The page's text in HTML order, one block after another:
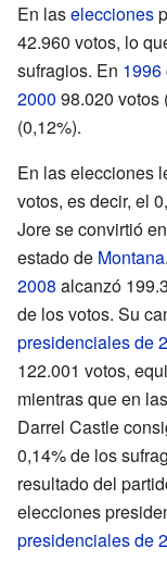
En laselecciones
42.960 votos, lo
sufragios. En 1996
2000 98.020 votos
(0,12%).
En las elecciones
votos, es decir, el
Jore se convirtió
estado de Montana
2008 alcanzó
de los votos. Su
presidenciales de
122.001 votos,
mientras que en las
Darrel Castle
0,14% de los
resultado del
elecciones
presidenciales de